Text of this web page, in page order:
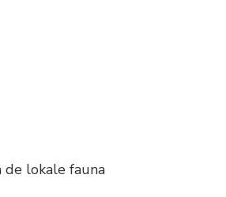
lokale fauna